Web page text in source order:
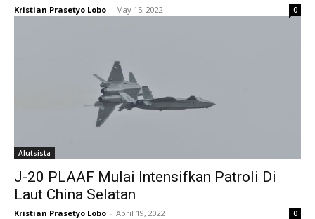
Kristian Prasetyo Lobo - May 15, 2022 0
Alutsista
J-20 PLAAF Mulai Intensifkan Patroli Di
Laut China Selatan
Kristian Prasetyo Lobo - April 19, 2022 0